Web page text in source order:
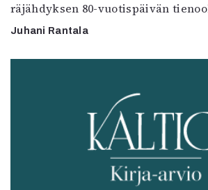
räjähdyksen 80-vuotispäivän
Juhani Rantala